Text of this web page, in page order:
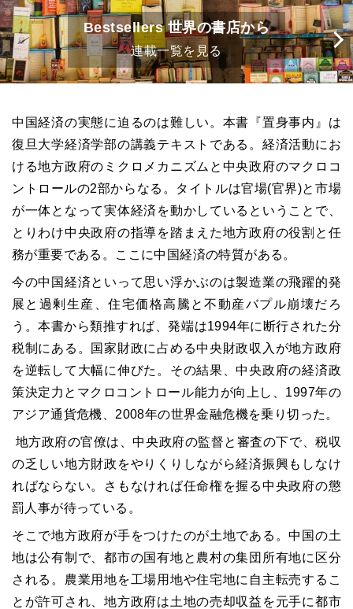
Bestsellers 世界の書店から
連載一覧を見る
中国経済の実態に迫るのは難しい。本書『置身事内』は
復旦大学経済学部の講義テキストである。経済活動にお
ける地方政府のミクロメカニズムと中央政府のマクロコ
ントロールの2部からなる。タイトルは官場(官界)と市場
が一体となって実体経済を動かしているということで、
とりわけ中央政府の指導を踏まえた地方政府の役割と任
務が重要である。ここに中国経済の特質がある。
今の中国経済といって思い浮かぶのは製造業の飛躍的発
展と過剰生産、住宅価格高騰と不動産バプル崩壊だろ
う。本書から類推すれば、発端は1994年に断行された分
税制にある。国家財政に占める中央財政収入が地方政府
を逆転して大幅に伸びた。その結果、中央政府の経済政
策決定力とマクロコントロール能力が向上し、1997年の
アジア通貨危機、2008年の世界金融危機を乗り切った。
地方政府の官僚は、中央政府の監督と審査の下で、税収
の乏しい地方財政をやりくりしながら経済振興もしなけ
ればならない。さもなければ任命権を握る中央政府の懲
罰人事が待っている。
そこで地方政府が手をつけたのが土地である。中国の土
地は公有制で、都市の国有地と農村の集団所有地に区分
される。農業用地を工場用地や住宅地に自主転売するこ
とが許可され、地方政府は土地の売却収益を元手に都市